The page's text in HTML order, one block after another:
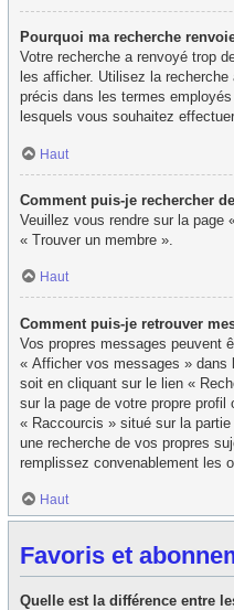
Pourquoi ma recherche
Votre recherche a renvoyé trop
les afficher. Utilisez la
précis dans les termes
lesquels vous souhaitez
Haut
Comment puis-je rechercher
Veuillez vous rendre sur la page
« Trouver un membre ».
Haut
Comment puis-je retrouver
Vos propres messages peuvent
« Afficher vos messages » dans
soit en cliquant sur le lien «
sur la page de votre propre
« Raccourcis » situé sur la
une recherche de vos propres
remplissez convenablement les
Haut
Favoris et
Quelle est la différence entre